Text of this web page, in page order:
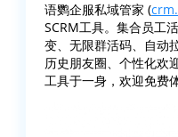
语鹦企服私域管家 (
SCRM工具。集合员工
变、无限群活码、自动
历史朋友圈、个性化欢
工具于一身，欢迎免费体